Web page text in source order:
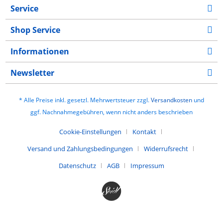
Service
Shop Service
Informationen
Newsletter
* Alle Preise inkl. gesetzl. Mehrwertsteuer zzgl.Versandkosten und
ggf. Nachnahmegebühren, wenn nicht anders beschrieben
Cookie-Einstellungen
Kontakt
Versand und Zahlungsbedingungen
Widerrufsrecht
Datenschutz
AGB Impressum